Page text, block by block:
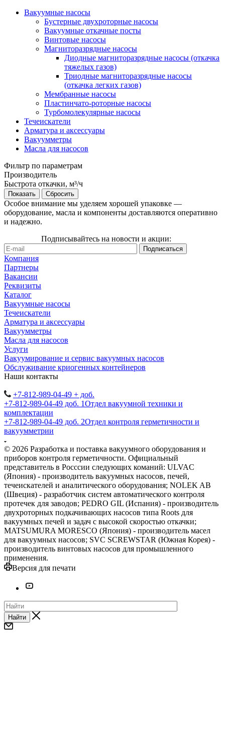
Вакуумные насосы
Бустерные двухроторные насосы
Вакуумные откачные посты
Винтовые насосы
Магниторазрядные насосы
Диодные магниторазрядные насосы (откачка
тяжелых газов)
Триодные магниторазрядные насосы
(откачка легких газов)
Мембранные насосы
Пластинчато-роторные насосы
Турбомолекулярные насосы
Течеискатели
Арматура и аксессуары
Вакуумметры
Масла для насосов
Фильтр по параметрам
Производитель
Быстрота откачки, м³/ч
Сбросить
Особое внимание мы уделяем хорошей упаковке —
оборудование, масла и компоненты доставляются оперативно
и надежно.
Подписывайтесь на новости и акции:
Компания
Партнеры
Вакансии
Реквизиты
Каталог
Вакуумные насосы
Течеискатели
Арматура и аксессуары
Вакуумметры
Масла для насосов
Услуги
Вакуумирование и сервис вакуумных насосов
Обслуживание криогенных контейнеров
Наши контакты
+7-812-989-04-49 + доб.
+7-812-989-04-49 доб. 1Отдел вакуумной техники и
комплектации
+7-812-989-04-49 доб. 2Отдел контроля герметичности и
вакуумметрии
© 2026 Разработка и поставка вакуумного оборудования и
приборов контроля герметичности. Официальный
представитель в Росссии следующих команий: ULVAC
(Япония) - производитель вакуумных насосов, печей,
течеискателей и аналитического оборудования; NOLEK AB
(Швеция) - разработчик систем автоматического контроля
протечек для заводов; PEDRO GIL (Испания) - производитель
двухроторных подкачивающих насосов типа Roots для
вакуумных печей и задач с высокой скоростью откачки;
MATSUMURA MORESCO (Япония) - производитель масел
для вакуумных насосов; SVC SCREWSTAR (Южная Корея) -
производитель винтовых насосов для промышленного
применения.
Версия для печати
Найти